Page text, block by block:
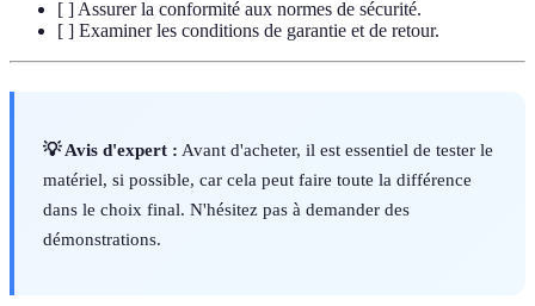
[ ] Assurer la conformité aux normes de sécurité.
[ ] Examiner les conditions de garantie et de retour.
💡 Avis d'expert : Avant d'acheter, il est essentiel de tester le
matériel, si possible, car cela peut faire toute la différence
dans le choix final. N'hésitez pas à demander des
démonstrations.